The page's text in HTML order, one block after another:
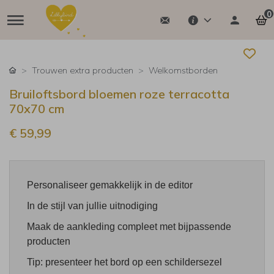
0
Trouwen extra producten Welkomstborden
Bruiloftsbord bloemen roze terracotta
70x70 cm
€ 59,99
Personaliseer gemakkelijk in de editor
In de stijl van jullie uitnodiging
Maak de aankleding compleet met bijpassende
producten
Tip: presenteer het bord op een schildersezel